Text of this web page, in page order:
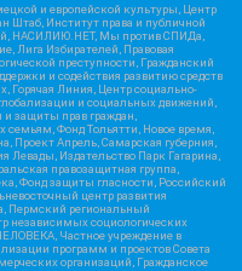
и европейской культуры, Центр
Штаб, Институт права и публичной
НАСИЛИЮ.НЕТ, Мы против СПИДа,
Лига Избирателей, Правовая
преступности, Гражданский
и содействия развитию средств
Горячая Линия, Центр социально-
и социальных движений,
защиты прав граждан,
Фонд Тольятти, Новое время,
Проект Апрель, Самарская губерния,
Издательство Парк Гагарина,
правозащитная группа,
Фонд защиты гласности, Российский
центр развития
Пермский региональный
независимых социологических
Частное учреждение в
программ и проектов Совета
организаций, Гражданское